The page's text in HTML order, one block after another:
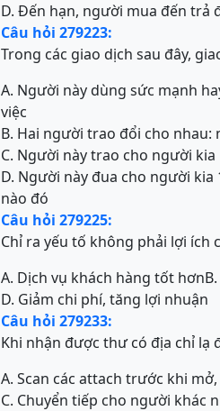
D. Đến hạn, người mua đến
Câu hỏi 279223:
Trong các giao dịch sau đây,
A. Người này dùng sức mạnh
việc
B. Hai người trao đổi cho nhau:
C. Người này trao cho người
D. Người này đua cho người
nào đó
Câu hỏi 279225:
Chỉ ra yếu tố không phải lợi ích
A. Dịch vụ khách hàng tốt hơn
D. Giảm chi phí, tăng lợi nhuận
Câu hỏi 279233:
Khi nhận được thư có địa chỉ lạ
A. Scan các attach trước khi
C. Chuyển tiếp cho người khác